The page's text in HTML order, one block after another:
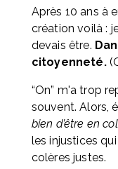
Après 10 ans à
création voilà :
devais être.
citoyenneté.
“On” m'a trop
souvent. Alors,
bien d’être en
les injustices
colères justes.